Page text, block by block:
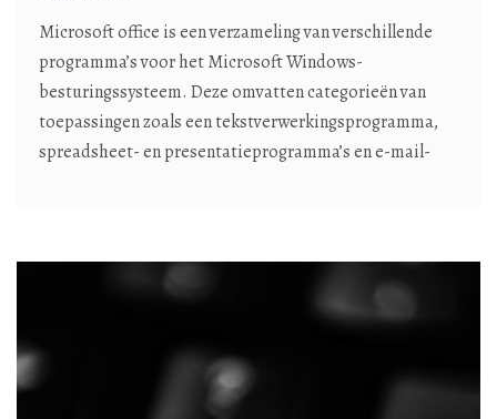
Microsoft office is een verzameling van verschillende
programma’s voor het Microsoft Windows-
besturingssysteem. Deze omvatten categorieën van
toepassingen zoals een tekstverwerkingsprogramma,
spreadsheet- en presentatieprogramma’s en e-mail-